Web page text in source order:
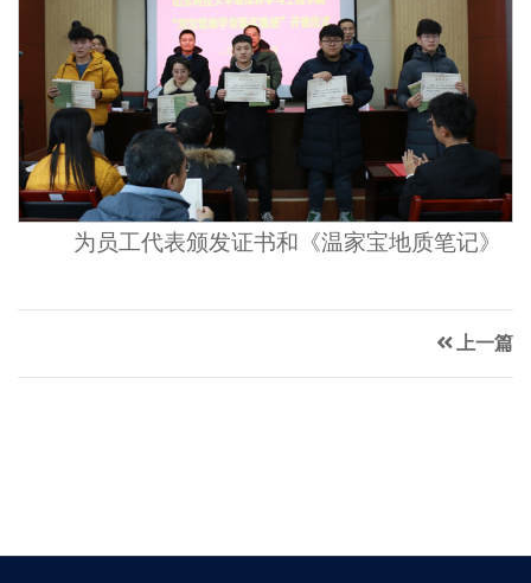
为员工代表颁发证书和《温家宝地质笔记》
上一篇